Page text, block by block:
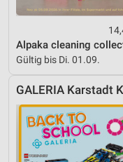
Alpaka cleaning
Gültig bis Di. 01.09.
Analyse von
Kombinationen von
Entwicklung und
Verwendung
IAB-Besonderheiten:
Verwendung